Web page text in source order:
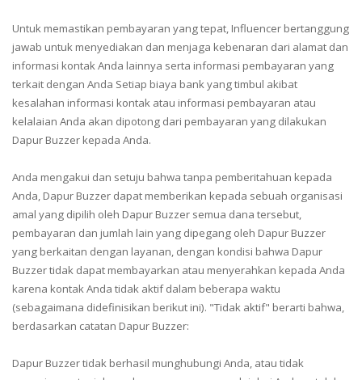
Untuk memastikan pembayaran yang tepat, Influencer bertanggung
jawab untuk menyediakan dan menjaga kebenaran dari alamat dan
informasi kontak Anda lainnya serta informasi pembayaran yang
terkait dengan Anda Setiap biaya bank yang timbul akibat
kesalahan informasi kontak atau informasi pembayaran atau
kelalaian Anda akan dipotong dari pembayaran yang dilakukan
Dapur Buzzer kepada Anda.
Anda mengakui dan setuju bahwa tanpa pemberitahuan kepada
Anda, Dapur Buzzer dapat memberikan kepada sebuah organisasi
amal yang dipilih oleh Dapur Buzzer semua dana tersebut,
pembayaran dan jumlah lain yang dipegang oleh Dapur Buzzer
yang berkaitan dengan layanan, dengan kondisi bahwa Dapur
Buzzer tidak dapat membayarkan atau menyerahkan kepada Anda
karena kontak Anda tidak aktif dalam beberapa waktu
(sebagaimana didefinisikan berikut ini). "Tidak aktif" berarti bahwa,
berdasarkan catatan Dapur Buzzer:
Dapur Buzzer tidak berhasil munghubungi Anda, atau tidak